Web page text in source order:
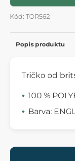
Kód: TOR562
Popis produktu
Tričko od
100 %
Barva: